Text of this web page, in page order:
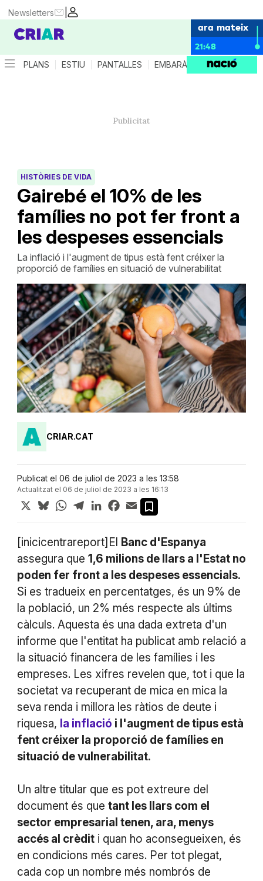
|
Newsletters
ara mateix
21:48
PLANS ESTIU PANTALLES EMBARÀS CRIANÇA
Gairebé el 10% de les
famílies no pot fer front a
les despeses essencials
HISTÒRIES DE VIDA
La inflació i l'augment de tipus està fent créixer la
proporció de famílies en situació de vulnerabilitat
CRIAR.CAT
Publicat el 06 de juliol de 2023 a les 13:58
Actualitzat el 06 de juliol de 2023 a les 16:13
X BlueskyWhatsApp
TelegramLinkedInFacebook
Email
[inicicentrareport]El Banc d'Espanya
assegura que 1,6 milions de llars a l'Estat no
poden fer front a les despeses essencials.
Si es tradueix en percentatges, és un 9% de
la població, un 2% més respecte als últims
càlculs. Aquesta és una dada extreta d'un
informe que l'entitat ha publicat amb relació a
la situació financera de les famílies i les
empreses. Les xifres revelen que, tot i que la
societat va recuperant de mica en mica la
seva renda i millora les ràtios de deute i
riquesa, la inflació i l'augment de tipus està
fent créixer la proporció de famílies en
situació de vulnerabilitat.
Un altre titular que es pot extreure del
document és que tant les llars com el
sector empresarial tenen, ara, menys
accés al crèditi quan ho aconsegueixen, és
en condicions més cares. Per tot plegat,
cada cop un nombre més nombrós de